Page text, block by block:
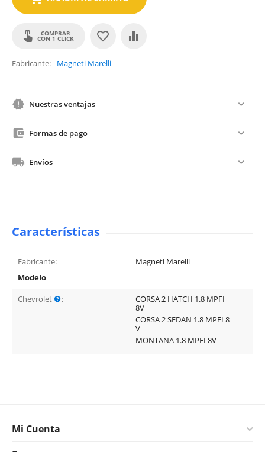
COMPRAR
CON 1 CLICK
Fabricante Magneti Marelli
Nuestras ventajas
Formas de pago
Envíos
Características
Fabricante:
Magneti Marelli
Modelo
Chevrolet
:
CORSA 2 HATCH 1.8 MPFI
8V
CORSA 2 SEDAN 1.8 MPFI 8
V
MONTANA 1.8 MPFI 8V
Mi Cuenta